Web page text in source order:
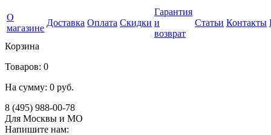
О
магазине
Доставка Оплата Скидки
Гарантия
и
возврат
Статьи Контакты
Корзина
Товаров: 0
На сумму: 0 руб.
8 (495) 988-00-78
Для Москвы и МО
Напишите нам: